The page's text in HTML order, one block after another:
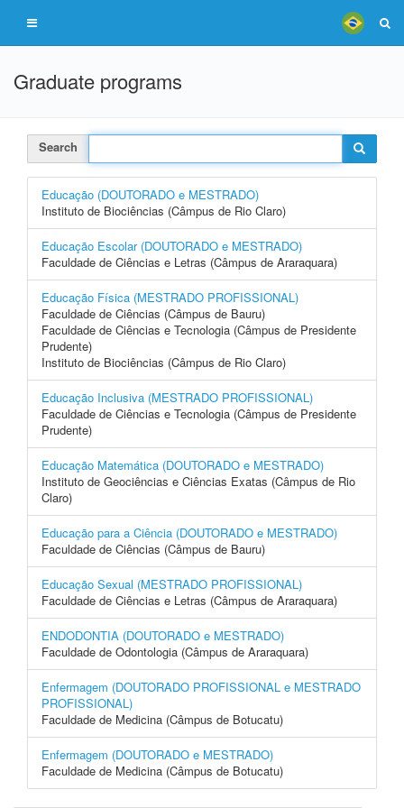
Graduate programs
Search
Educação (DOUTORADO e MESTRADO)
Instituto de Biociências (Câmpus de Rio Claro)
Educação Escolar (DOUTORADO e MESTRADO)
Faculdade de Ciências e Letras (Câmpus de Araraquara)
Educação Física (MESTRADO PROFISSIONAL)
Faculdade de Ciências (Câmpus de Bauru)
Faculdade de Ciências e Tecnologia (Câmpus de Presidente
Prudente)
Instituto de Biociências (Câmpus de Rio Claro)
Educação Inclusiva (MESTRADO PROFISSIONAL)
Faculdade de Ciências e Tecnologia (Câmpus de Presidente
Prudente)
Educação Matemática (DOUTORADO e MESTRADO)
Instituto de Geociências e Ciências Exatas (Câmpus de Rio
Claro)
Educação para a Ciência (DOUTORADO e MESTRADO)
Faculdade de Ciências (Câmpus de Bauru)
Educação Sexual (MESTRADO PROFISSIONAL)
Faculdade de Ciências e Letras (Câmpus de Araraquara)
ENDODONTIA (DOUTORADO e MESTRADO)
Faculdade de Odontologia (Câmpus de Araraquara)
Enfermagem (DOUTORADO PROFISSIONAL e MESTRADO
PROFISSIONAL)
Faculdade de Medicina (Câmpus de Botucatu)
Enfermagem (DOUTORADO e MESTRADO)
Faculdade de Medicina (Câmpus de Botucatu)